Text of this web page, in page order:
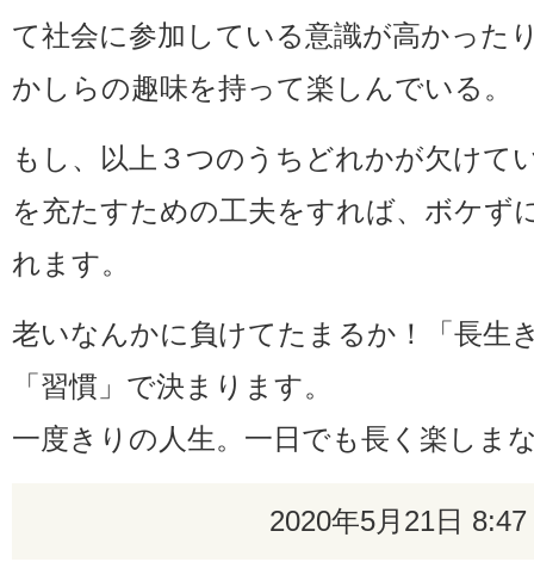
て社会に参加している意識が高かった
かしらの趣味を持って楽しんでいる。
もし、以上３つのうちどれかが欠けて
を充たすための工夫をすれば、ボケず
れます。
老いなんかに負けてたまるか！「長生
「習慣」で決まります。
一度きりの人生。一日でも長く楽しま
2020年5月21日